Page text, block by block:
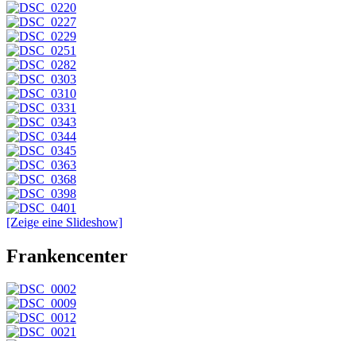
[Zeige eine Slideshow]
Frankencenter